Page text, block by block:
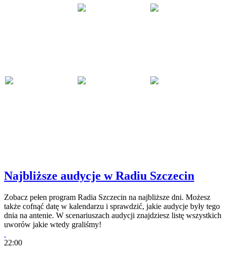
Najbliższe audycje w Radiu Szczecin
Zobacz pełen program Radia Szczecin na najbliższe dni. Możesz
także cofnąć datę w kalendarzu i sprawdzić, jakie audycje były tego
dnia na antenie. W scenariuszach audycji znajdziesz listę wszystkich
uworów jakie wtedy graliśmy!
22:00